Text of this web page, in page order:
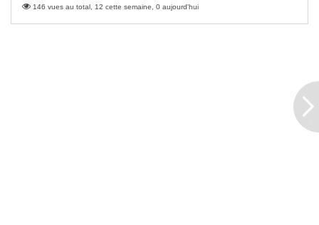
146 vues au total, 12 cette semaine, 0 aujourd'hui